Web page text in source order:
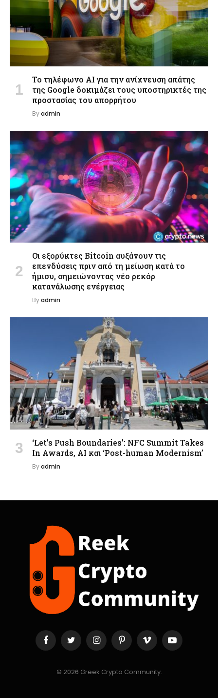
Το τηλέφωνο AI για την ανίχνευση απάτης
της Google δοκιμάζει τους υποστηρικτές της
προστασίας του απορρήτου
Byadmin
Οι εξορύκτες Bitcoin αυξάνουν τις
επενδύσεις πριν από τη μείωση κατά το
ήμισυ, σημειώνοντας νέο ρεκόρ
κατανάλωσης ενέργειας
Byadmin
‘Let’s Push Boundaries’: NFC Summit Takes
In Awards, AI και ‘Post-human Modernism’
Byadmin
FacebookTwitter InstagramPinterestVimeo YouTube
© 2026 Greek Crypto Community.